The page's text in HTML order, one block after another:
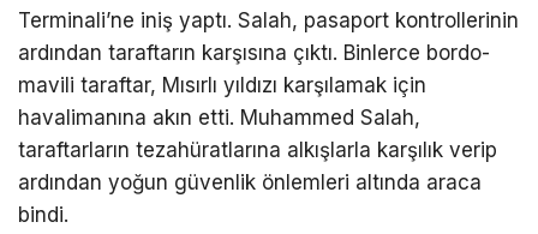
Terminali’ne iniş yaptı. Salah, pasaport kontrollerinin
ardından taraftarın karşısına çıktı. Binlerce bordo-
mavili taraftar, Mısırlı yıldızı karşılamak için
havalimanına akın etti. Muhammed Salah,
taraftarların tezahüratlarına alkışlarla karşılık verip
ardından yoğun güvenlik önlemleri altında araca
bindi.